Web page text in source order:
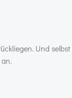
Und selbst